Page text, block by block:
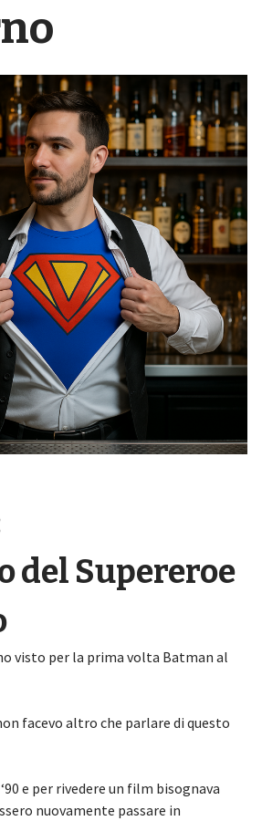
del Supereroe
visto per la prima volta Batman al
facevo altro che parlare di questo
e per rivedere un film bisognava
nuovamente passare in